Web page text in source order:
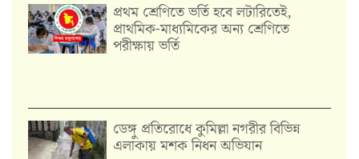
প্রথম শ্রেণিতে ভর্তি হবে লটারিতেই,
প্রাথমিক-মাধ্যমিকের অন্য শ্রেণিতে
পরীক্ষায় ভর্তি
ডেঙ্গু প্রতিরোধে কুমিল্লা নগরীর বিভিন্ন
এলাকায় মশক নিধন অভিযান